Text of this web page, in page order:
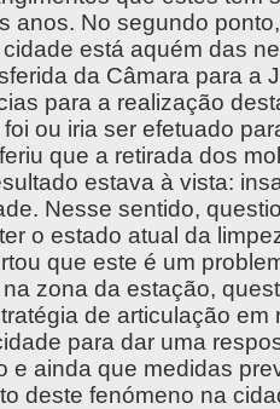
anos. No segundo
está aquém das
da Câmara para a
para a realização
ou iria ser efetuado
que a retirada dos
estava à vista:
Nesse sentido,
o estado atual da
que este é um
zona da estação,
de articulação
para dar uma
e ainda que medidas
deste fenómeno na